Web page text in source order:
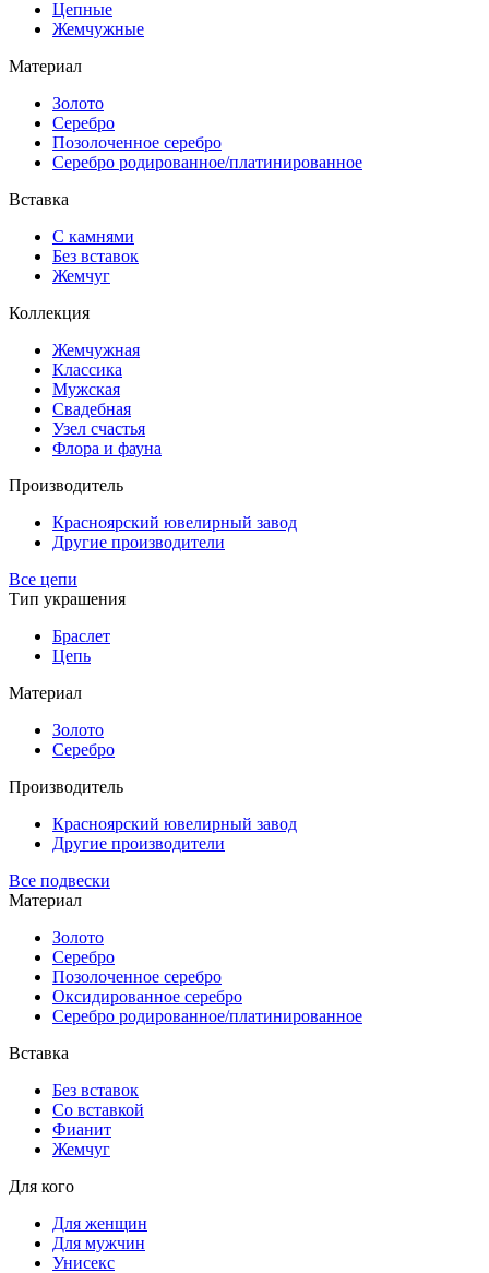
Цепные
Жемчужные
Материал
Золото
Серебро
Позолоченное серебро
Серебро родированное/платинированное
Вставка
С камнями
Без вставок
Жемчуг
Коллекция
Жемчужная
Классика
Мужская
Свадебная
Узел счастья
Флора и фауна
Производитель
Красноярский ювелирный завод
Другие производители
Все цепи
Тип украшения
Браслет
Цепь
Материал
Золото
Серебро
Производитель
Красноярский ювелирный завод
Другие производители
Все подвески
Материал
Золото
Серебро
Позолоченное серебро
Оксидированное серебро
Серебро родированное/платинированное
Вставка
Без вставок
Со вставкой
Фианит
Жемчуг
Для кого
Для женщин
Для мужчин
Унисекс